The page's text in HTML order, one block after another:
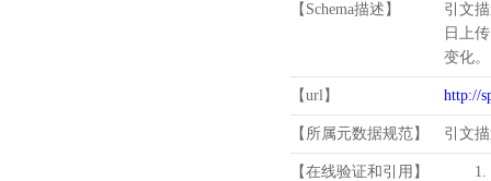
【Schema描述】
引文
日上
变化。
【url】 http://
【所属元数据规范】 引文
【在线验证和引用】
1.